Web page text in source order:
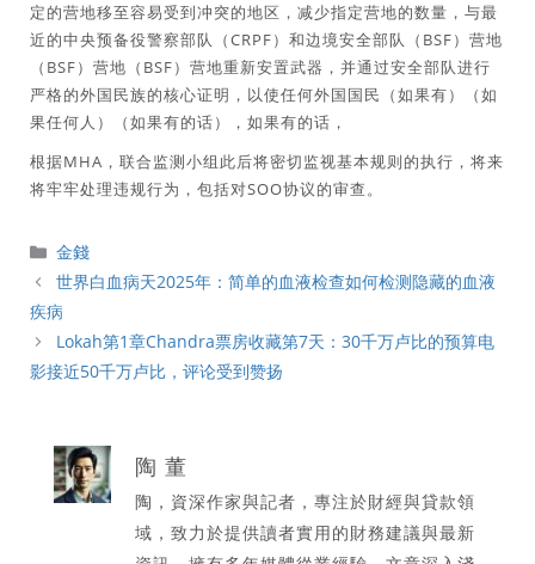
定的营地移至容易受到冲突的地区，减少指定营地的数量，与最
近的中央预备役警察部队（CRPF）和边境安全部队（BSF）营地
（BSF）营地（BSF）营地重新安置武器，并通过安全部队进行
严格的外国民族的核心证明，以使任何外国国民（如果有）（如
果任何人）（如果有的话），如果有的话，
根据MHA，联合监测小组此后将密切监视基本规则的执行，将来
将牢牢处理违规行为，包括对SOO协议的审查。
分
類
金錢
世界白血病天2025年：简单的血液检查如何检测隐藏的血液
疾病
Lokah第1章Chandra票房收藏第7天：30千万卢比的预算电
影接近50千万卢比，评论受到赞扬
陶 董
陶，資深作家與記者，專注於財經與貸款領
域，致力於提供讀者實用的財務建議與最新